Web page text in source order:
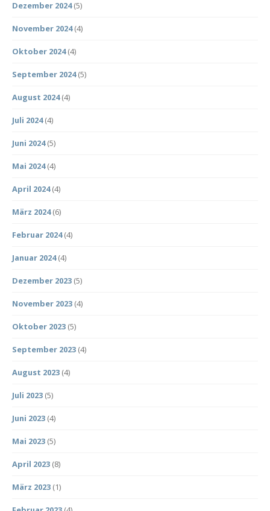
Dezember 2024(5)
November 2024(4)
Oktober 2024(4)
September 2024(5)
August 2024(4)
Juli 2024(4)
Juni 2024(5)
Mai 2024(4)
April 2024(4)
März 2024(6)
Februar 2024(4)
Januar 2024(4)
Dezember 2023 (5)
November 2023 (4)
Oktober 2023 (5)
September 2023 (4)
August 2023 (4)
Juli 2023 (5)
Juni 2023 (4)
Mai 2023 (5)
April 2023 (8)
März 2023 (1)